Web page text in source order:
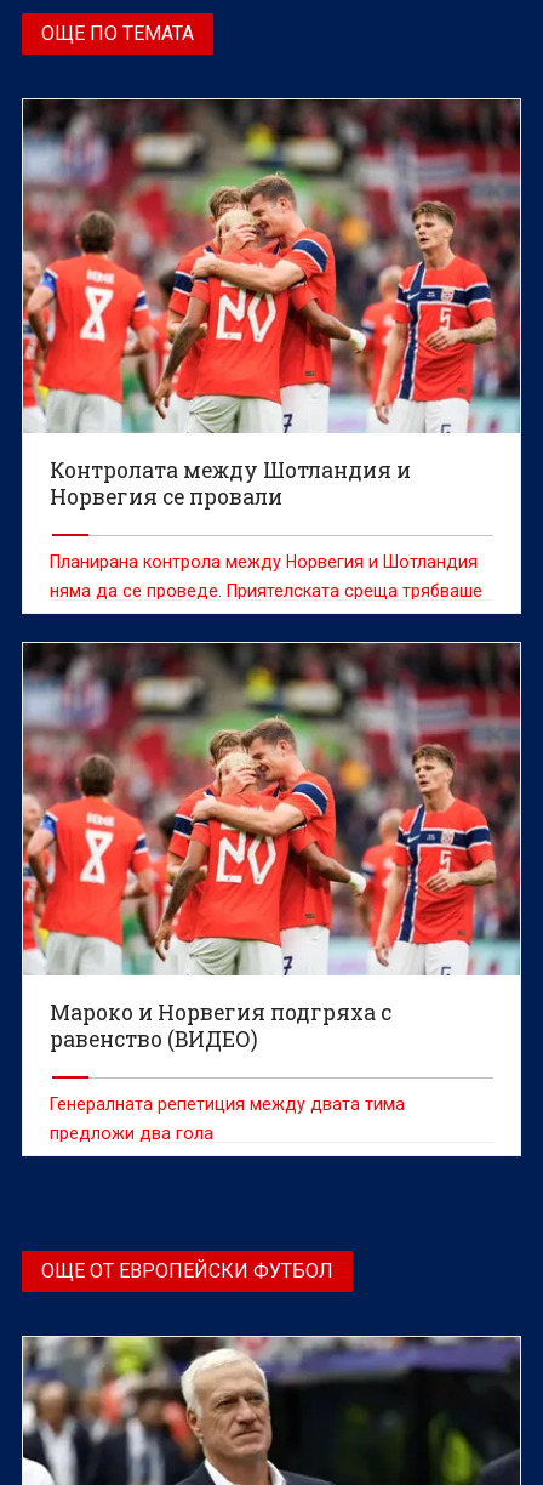
ОЩЕ ПО ТЕМАТА
Контролата между Шотландия и
Норвегия се провали
Планирана контрола между Норвегия и Шотландия
няма да се проведе. Приятелската среща трябваше
да се играе на тренировъчната база на британците
в Шарлът при закрити врати и да включва основно
резервите на двата отбора
Мароко и Норвегия подгряха с
равенство (ВИДЕО)
Генералната репетиция между двата тима
предложи два гола
ОЩЕ ОТ ЕВРОПЕЙСКИ ФУТБОЛ